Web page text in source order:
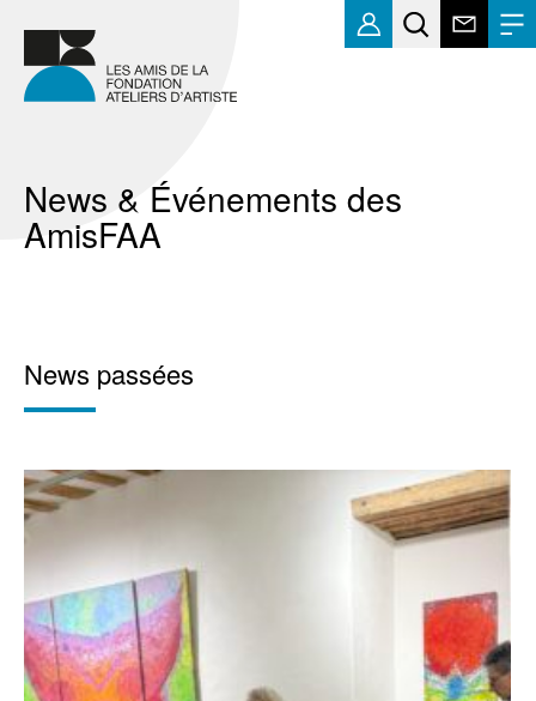
News & Événements des
AmisFAA
News passées